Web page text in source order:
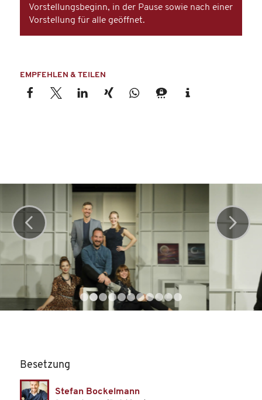
Vorstellungsbeginn, in der Pause sowie nach einer
Vorstellung für alle geöffnet.
EMPFEHLEN & TEILEN
Weiter
1 3 10
Besetzung
Stefan Bockelmann